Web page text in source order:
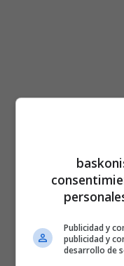
Publicidad y
publicidad y
desarrollo de